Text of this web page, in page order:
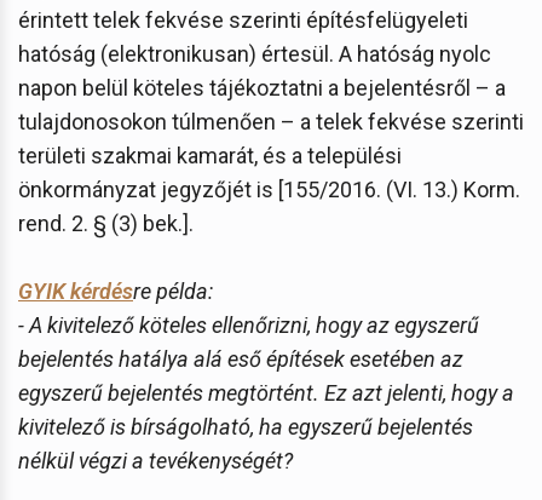
érintett telek fekvése szerinti építésfelügyeleti
hatóság (elektronikusan) értesül. A hatóság nyolc
napon belül köteles tájékoztatni a bejelentésről – a
tulajdonosokon túlmenően – a telek fekvése szerinti
területi szakmai kamarát, és a települési
önkormányzat jegyzőjét is [155/2016. (VI. 13.) Korm.
rend. 2. § (3) bek.].
GYIK kérdésre példa:
- A kivitelező köteles ellenőrizni, hogy az egyszerű
bejelentés hatálya alá eső építések esetében az
egyszerű bejelentés megtörtént. Ez azt jelenti, hogy a
kivitelező is bírságolható, ha egyszerű bejelentés
nélkül végzi a tevékenységét?